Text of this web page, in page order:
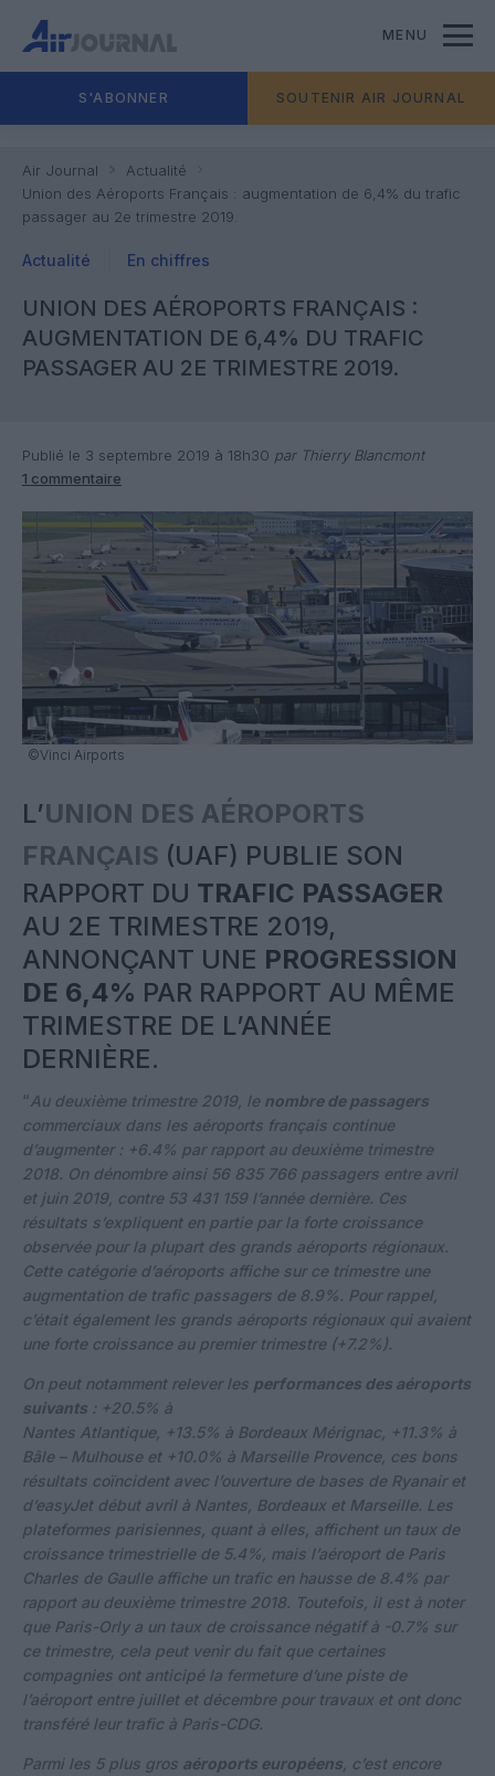
MENU
S'ABONNER SOUTENIR AIR JOURNAL
Air Journal
Actualité
Union des Aéroports Français : augmentation de 6,4% du trafic
passager au 2e trimestre 2019.
Actualité En chiffres
UNION DES AÉROPORTS FRANÇAIS :
AUGMENTATION DE 6,4% DU TRAFIC
PASSAGER AU 2E TRIMESTRE 2019.
Publié le 3 septembre 2019 à 18h30 par Thierry Blancmont
1 commentaire
©Vinci Airports
L’UNION DES AÉROPORTS
FRANÇAIS (UAF) PUBLIE SON
RAPPORT DU TRAFIC PASSAGER
AU 2E TRIMESTRE 2019,
ANNONÇANT UNE PROGRESSION
DE 6,4% PAR RAPPORT AU MÊME
TRIMESTRE DE L’ANNÉE
DERNIÈRE.
“Au deuxième trimestre 2019, le nombre de passagers
commerciaux dans les aéroports français continue
d’augmenter : +6.4% par rapport au deuxième trimestre
2018. On dénombre ainsi 56 835 766 passagers entre avril
et juin 2019, contre 53 431 159 l’année dernière. Ces
résultats s’expliquent en partie par la forte croissance
observée pour la plupart des grands aéroports régionaux.
Cette catégorie d’aéroports affiche sur ce trimestre une
augmentation de trafic passagers de 8.9%. Pour rappel,
c’était également les grands aéroports régionaux qui avaient
une forte croissance au premier trimestre (+7.2%).
On peut notamment relever les performances des aéroports
suivants : +20.5% à
Nantes Atlantique, +13.5% à Bordeaux Mérignac, +11.3% à
Bâle – Mulhouse et +10.0% à Marseille Provence, ces bons
résultats coïncident avec l’ouverture de bases de Ryanair et
d’easyJet début avril à Nantes, Bordeaux et Marseille. Les
plateformes parisiennes, quant à elles, affichent un taux de
croissance trimestrielle de 5.4%, mais l’aéroport de Paris
Charles de Gaulle affiche un trafic en hausse de 8.4% par
rapport au deuxième trimestre 2018. Toutefois, il est à noter
que Paris-Orly a un taux de croissance négatif à -0.7% sur
ce trimestre, cela peut venir du fait que certaines
compagnies ont anticipé la fermeture d’une piste de
l’aéroport entre juillet et décembre pour travaux et ont donc
transféré leur trafic à Paris-CDG.
Parmi les 5 plus gros aéroports européens , c’est encore